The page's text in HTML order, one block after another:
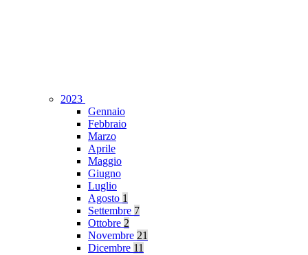
2023
Gennaio
Febbraio
Marzo
Aprile
Maggio
Giugno
Luglio
Agosto 1
Settembre 7
Ottobre 2
Novembre 21
Dicembre 11